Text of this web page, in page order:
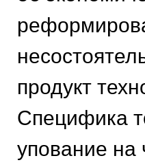
продукт
Специфика
упование на